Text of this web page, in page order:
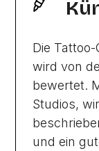
Die
wird von
bewertet.
Studios,
und ein